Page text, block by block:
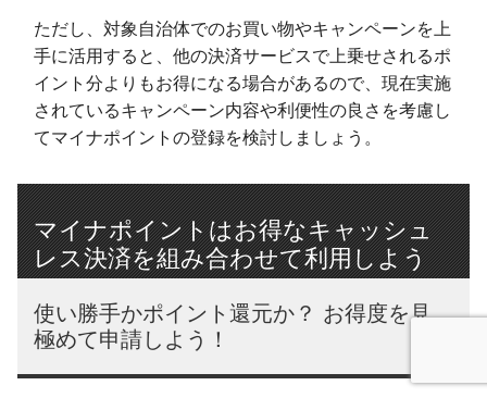
ただし、対象自治体でのお買い物やキャンペーンを上
手に活用すると、他の決済サービスで上乗せされるポ
イント分よりもお得になる場合があるので、現在実施
されているキャンペーン内容や利便性の良さを考慮し
てマイナポイントの登録を検討しましょう。
マイナポイントはお得なキャッシュ
レス決済を組み合わせて利用しよう
使い勝手かポイント還元か？ お得度を見
極めて申請しよう！